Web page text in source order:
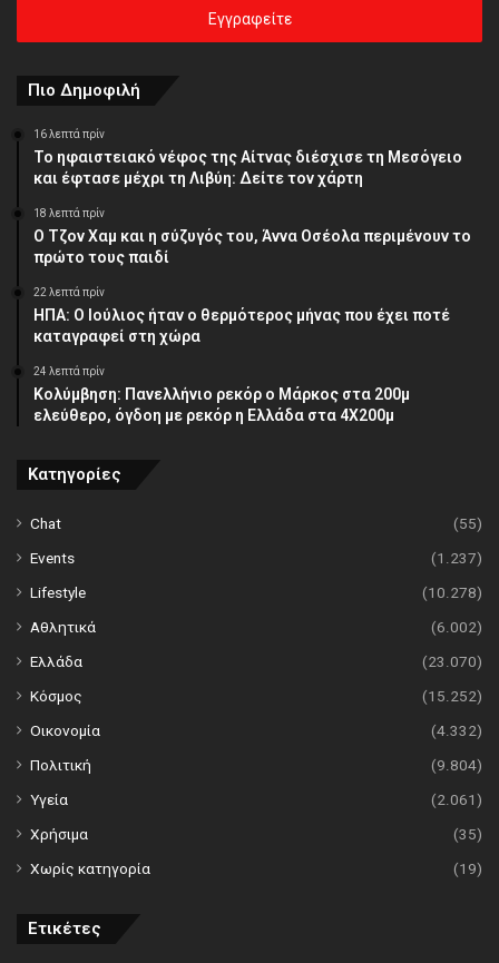
διεύθυνση
Πιο Δημοφιλή
16 λεπτά πρίν
Το ηφαιστειακό νέφος της Αίτνας διέσχισε τη Μεσόγειο
και έφτασε μέχρι τη Λιβύη: Δείτε τον χάρτη
18 λεπτά πρίν
Ο Τζον Χαμ και η σύζυγός του, Άννα Οσέολα περιμένουν το
πρώτο τους παιδί
22 λεπτά πρίν
ΗΠΑ: Ο Ιούλιος ήταν ο θερμότερος μήνας που έχει ποτέ
καταγραφεί στη χώρα
24 λεπτά πρίν
Κολύμβηση: Πανελλήνιο ρεκόρ ο Μάρκος στα 200μ
ελεύθερο, όγδοη με ρεκόρ η Ελλάδα στα 4Χ200μ
Κατηγορίες
Chat
(55)
Events
(1.237)
Lifestyle
(10.278)
Αθλητικά
(6.002)
Ελλάδα
(23.070)
Κόσμος
(15.252)
Οικονομία
(4.332)
Πολιτική
(9.804)
Υγεία
(2.061)
Χρήσιμα
(35)
Χωρίς κατηγορία
(19)
Ετικέτες